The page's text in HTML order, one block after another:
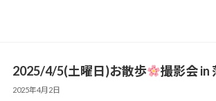
2025/4/5(土曜日)お散歩 撮影会 in
2025年4月2日